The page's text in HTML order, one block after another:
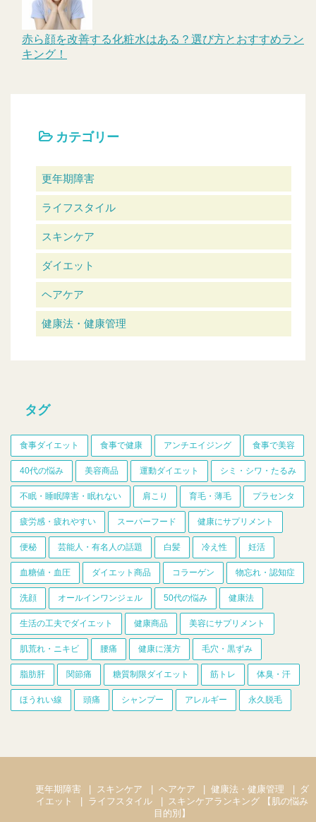
赤ら顔を改善する化粧水はある？選び方とおすすめラン
キング！
カテゴリー
更年期障害
ライフスタイル
スキンケア
ダイエット
ヘアケア
健康法・健康管理
タグ
食事ダイエット 食事で健康 アンチエイジング 食事で美容
40代の悩み 美容商品 運動ダイエット シミ・シワ・たるみ
不眠・睡眠障害・眠れない 肩こり 育毛・薄毛 プラセンタ
疲労感・疲れやすい スーパーフード 健康にサプリメント
便秘 芸能人・有名人の話題 白髪 冷え性 妊活
血糖値・血圧 ダイエット商品 コラーゲン 物忘れ・認知症
洗顔 オールインワンジェル 50代の悩み 健康法
生活の工夫でダイエット 健康商品 美容にサプリメント
肌荒れ・ニキビ 腰痛 健康に漢方 毛穴・黒ずみ
脂肪肝 関節痛 糖質制限ダイエット 筋トレ 体臭・汗
ほうれい線 頭痛 シャンプー アレルギー 永久脱毛
更年期障害 スキンケア ヘアケア 健康法・健康管理
ダ
イエット
ライフスタイル
スキンケアランキング 【肌の悩み
目的別】